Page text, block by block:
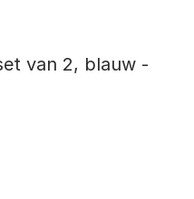
van 2, blauw -